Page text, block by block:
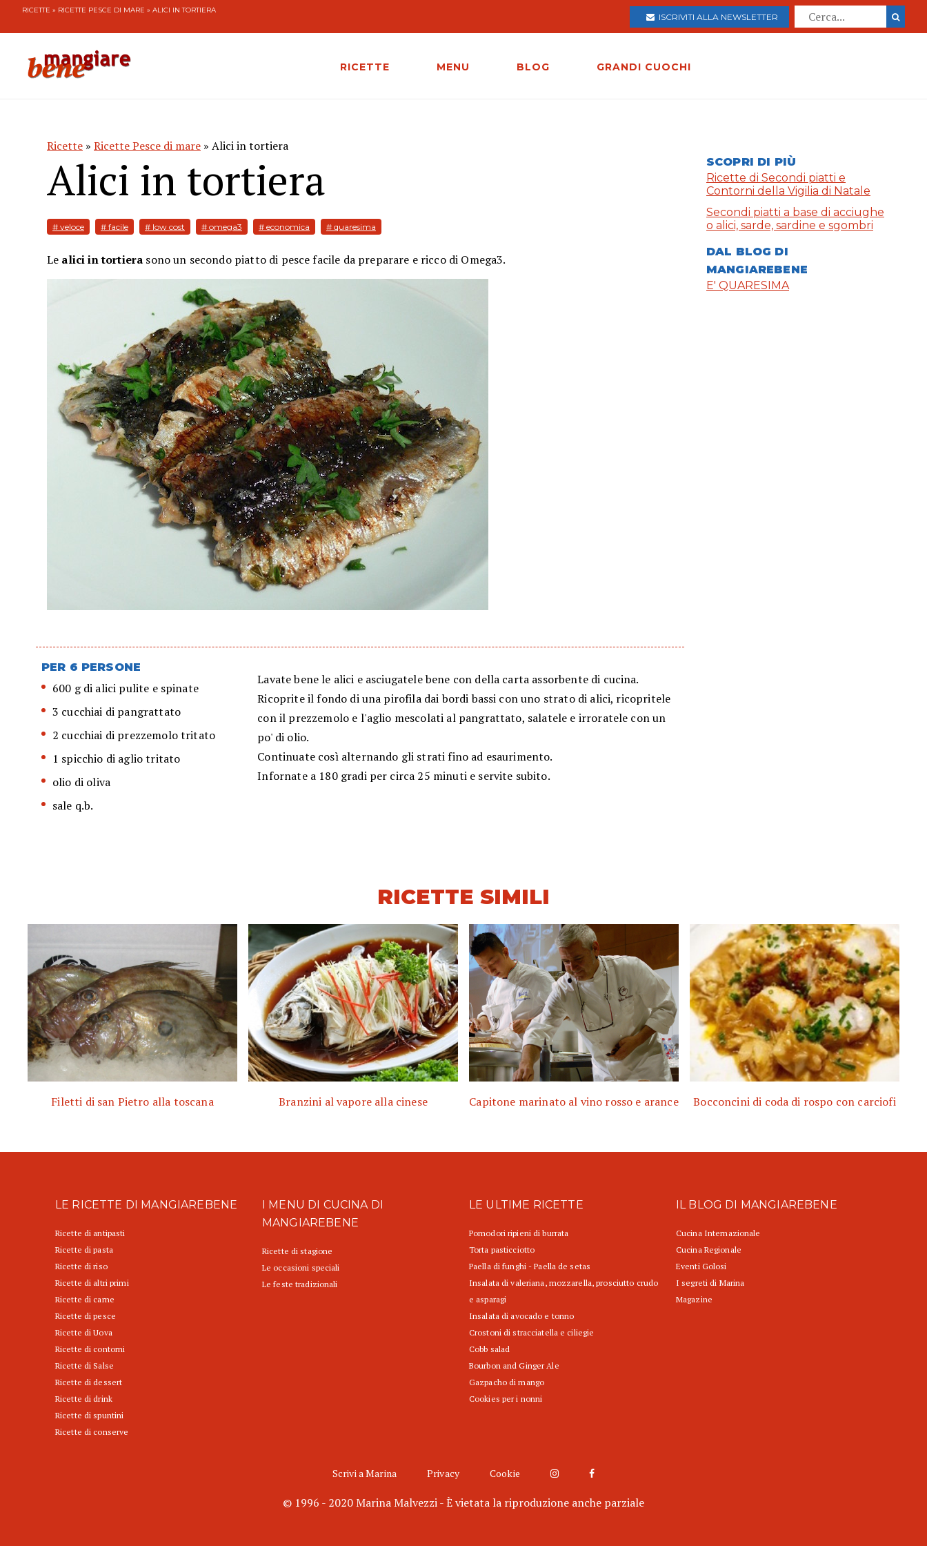
RICETTE » RICETTE PESCE DI MARE » ALICI IN TORTIERA
ISCRIVITI ALLA NEWSLETTER
RICETTE MENU BLOG GRANDI CUOCHI
Ricette » Ricette Pesce di mare » Alici in tortiera
Alici in tortiera
# veloce # facile # low cost # omega3 # economica # quaresima
Le alici in tortiera sono un secondo piatto di pesce facile da preparare e ricco di Omega3.
PER 6 PERSONE
600 g di alici pulite e spinate
3 cucchiai di pangrattato
2 cucchiai di prezzemolo tritato
1 spicchio di aglio tritato
olio di oliva
sale q.b.
Lavate bene le alici e asciugatele bene con della carta assorbente di cucina.
Ricoprite il fondo di una pirofila dai bordi bassi con uno strato di alici, ricopritele
con il prezzemolo e l'aglio mescolati al pangrattato, salatele e irroratele con un
po' di olio.
Continuate così alternando gli strati fino ad esaurimento.
Infornate a 180 gradi per circa 25 minuti e servite subito.
SCOPRI DI PIÙ
Ricette di Secondi piatti e
Contorni della Vigilia di Natale
Secondi piatti a base di acciughe
o alici, sarde, sardine e sgombri
DAL BLOG DI
MANGIAREBENE
E' QUARESIMA
RICETTE SIMILI
Filetti di san Pietro alla toscana Branzini al vapore alla cinese Capitone marinato al vino rosso e arance Bocconcini di coda di rospo con carciofi
LE RICETTE DI MANGIAREBENE
Ricette di antipasti
Ricette di pasta
Ricette di riso
Ricette di altri primi
Ricette di carne
Ricette di pesce
Ricette di Uova
Ricette di contorni
Ricette di Salse
Ricette di dessert
Ricette di drink
Ricette di spuntini
Ricette di conserve
I MENU DI CUCINA DI
MANGIAREBENE
Ricette di stagione
Le occasioni speciali
Le feste tradizionali
LE ULTIME RICETTE
Pomodori ripieni di burrata
Torta pasticciotto
Paella di funghi - Paella de setas
Insalata di valeriana, mozzarella, prosciutto crudo
e asparagi
Insalata di avocado e tonno
Crostoni di stracciatella e ciliegie
Cobb salad
Bourbon and Ginger Ale
Gazpacho di mango
Cookies per i nonni
IL BLOG DI MANGIAREBENE
Cucina Internazionale
Cucina Regionale
Eventi Golosi
I segreti di Marina
Magazine
Scrivi a Marina Privacy Cookie
© 1996 - 2020 Marina Malvezzi - È vietata la riproduzione anche parziale